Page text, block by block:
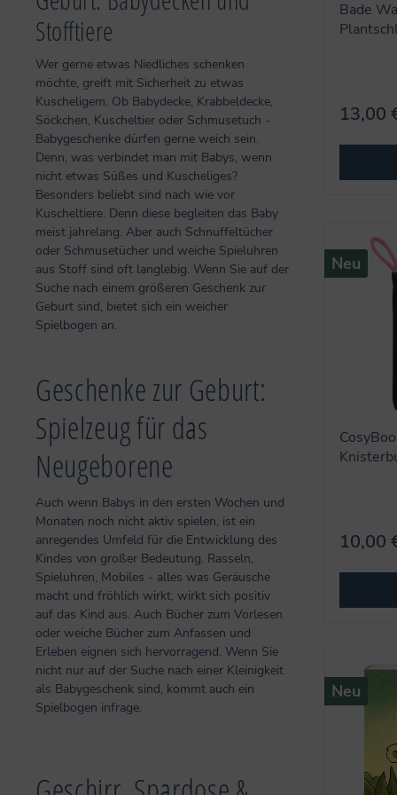
Stofftiere
Wer gerne etwas Niedliches schenken
möchte, greift mit Sicherheit zu etwas
Kuscheligem. Ob Babydecke, Krabbeldecke,
Söckchen, Kuscheltier oder Schmusetuch -
Babygeschenke dürfen gerne weich sein.
Denn, was verbindet man mit Babys, wenn
nicht etwas Süßes und Kuscheliges?
Besonders beliebt sind nach wie vor
Kuscheltiere. Denn diese begleiten das Baby
meist jahrelang. Aber auch Schnuffeltücher
oder Schmusetücher und weiche Spieluhren
aus Stoff sind oft langlebig. Wenn Sie auf der
Suche nach einem größeren Geschenk zur
Geburt sind, bietet sich ein weicher
Spielbogen an.
Geschenke zur Geburt:
Spielzeug für das
Neugeborene
Auch wenn Babys in den ersten Wochen und
Monaten noch nicht aktiv spielen, ist ein
anregendes Umfeld für die Entwicklung des
Kindes von großer Bedeutung. Rasseln,
Spieluhren, Mobiles - alles was Geräusche
macht und fröhlich wirkt, wirkt sich positiv
auf das Kind aus. Auch Bücher zum Vorlesen
oder weiche Bücher zum Anfassen und
Erleben eignen sich hervorragend. Wenn Sie
nicht nur auf der Suche nach einer Kleinigkeit
als Babygeschenk sind, kommt auch ein
Spielbogen infrage.
Bade
13,00
Neu
10,00
Neu